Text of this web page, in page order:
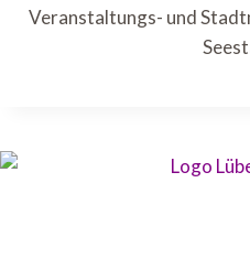
Veranstaltungs- und